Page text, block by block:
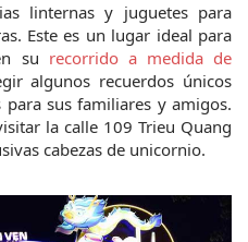
linternas y juguetes para
Este es un lugar ideal para
su recorrido a medida de
algunos recuerdos únicos
sus familiares y amigos.
la calle 109 Trieu Quang
cabezas de unicornio.